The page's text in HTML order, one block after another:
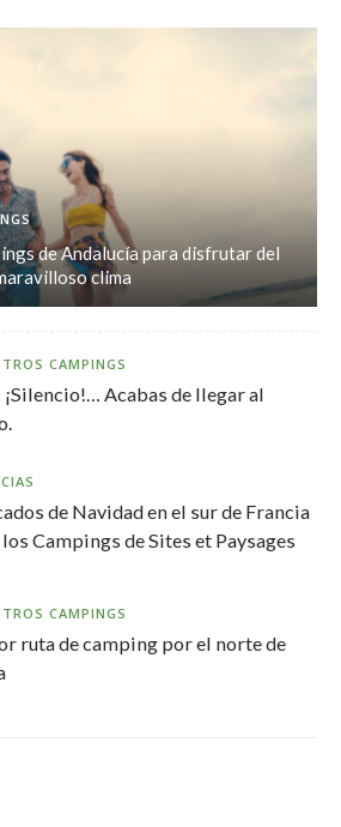
de Andalucía para disfrutar del
clima
CAMPINGS
Acabas de llegar al
de Navidad en el sur de Francia
Campings de Sites et Paysages
CAMPINGS
ruta de camping por el norte de